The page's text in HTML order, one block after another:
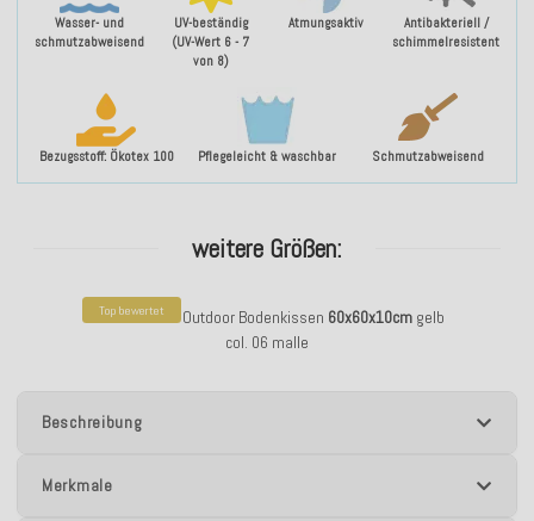
Wasser- und
schmutzabweisend
UV-beständig
(UV-Wert 6 - 7
von 8)
Atmungsaktiv
Antibakteriell /
schimmelresistent
Bezugsstoff: Ökotex 100 Pflegeleicht & waschbar Schmutzabweisend
weitere Größen:
Top bewertet
H.O.C.K. Kami Outdoor Bodenkissen 60x60x10cmgelb
col. 06 malle
Beschreibung
Merkmale